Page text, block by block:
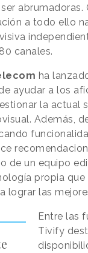
abrumadoras.
a todo ello
canales.
ha
ayudar a los
la actual
Además,
de un equipo
propia que
lograr las
Entre las
Tivify